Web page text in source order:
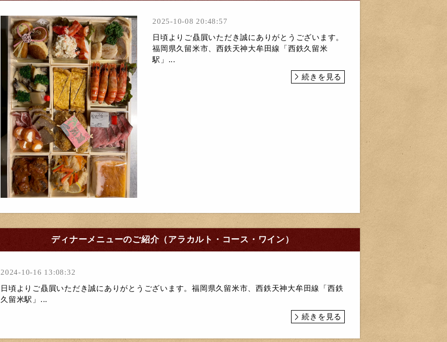
2025-10-08 20:48:57
日頃よりご贔屓いただき誠にありがとうございます。
福岡県久留米市、西鉄天神大牟田線「西鉄久留米
駅」...
続きを見る
ディナーメニューのご紹介（アラカルト・コース・ワイン）
2024-10-16 13:08:32
日頃よりご贔屓いただき誠にありがとうございます。福岡県久留米市、西鉄天神大牟田線「西鉄
久留米駅」...
続きを見る